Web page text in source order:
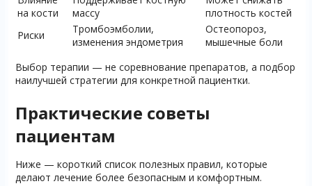
на кости
массу
плотность костей
Риски
Тромбоэмболии,
изменения эндометрия
Остеопороз,
мышечные боли
Выбор терапии — не соревнование препаратов, а подбор
наилучшей стратегии для конкретной пациентки.
Практические советы
пациентам
Ниже — короткий список полезных правил, которые
делают лечение более безопасным и комфортным.